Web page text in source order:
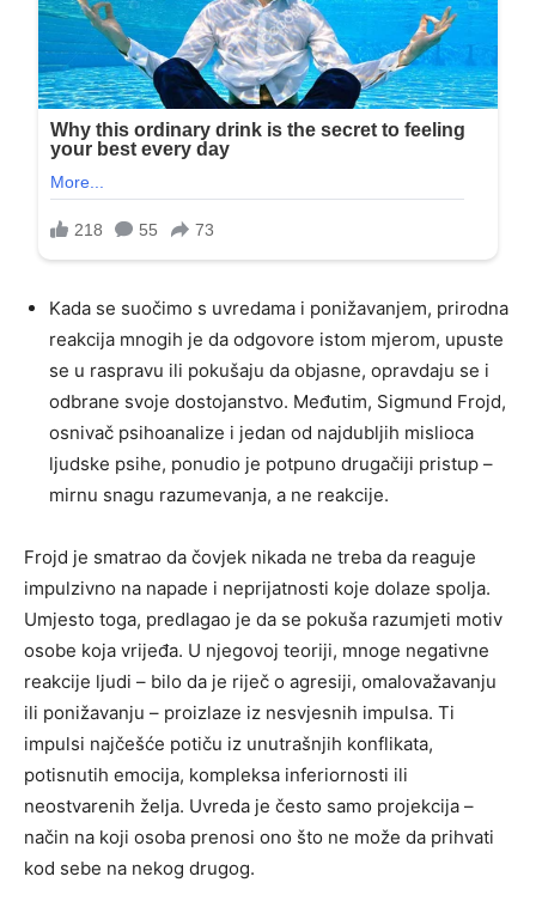
Kada se suočimo s uvredama i ponižavanjem, prirodna
reakcija mnogih je da odgovore istom mjerom, upuste
se u raspravu ili pokušaju da objasne, opravdaju se i
odbrane svoje dostojanstvo. Međutim, Sigmund Frojd,
osnivač psihoanalize i jedan od najdubljih mislioca
ljudske psihe, ponudio je potpuno drugačiji pristup –
mirnu snagu razumevanja, a ne reakcije.
Frojd je smatrao da čovjek nikada ne treba da reaguje
impulzivno na napade i neprijatnosti koje dolaze spolja.
Umjesto toga, predlagao je da se pokuša razumjeti motiv
osobe koja vrijeđa. U njegovoj teoriji, mnoge negativne
reakcije ljudi – bilo da je riječ o agresiji, omalovažavanju
ili ponižavanju – proizlaze iz nesvjesnih impulsa. Ti
impulsi najčešće potiču iz unutrašnjih konflikata,
potisnutih emocija, kompleksa inferiornosti ili
neostvarenih želja. Uvreda je često samo projekcija –
način na koji osoba prenosi ono što ne može da prihvati
kod sebe na nekog drugog.